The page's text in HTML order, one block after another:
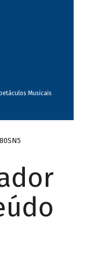
Musicais